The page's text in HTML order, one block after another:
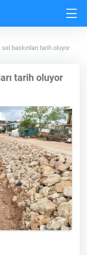
sel baskınları tarih oluyor
tarih oluyor